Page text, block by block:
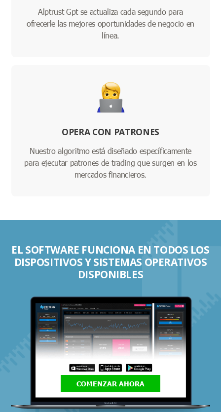
Alptrust Gpt se actualiza cada segundo para
ofrecerle las mejores oportunidades de negocio en
línea.
OPERA CON PATRONES
Nuestro algoritmo está diseñado específicamente
para ejecutar patrones de trading que surgen en los
mercados financieros.
EL SOFTWARE FUNCIONA EN TODOS LOS
DISPOSITIVOS Y SISTEMAS OPERATIVOS
DISPONIBLES
COMENZAR AHORA